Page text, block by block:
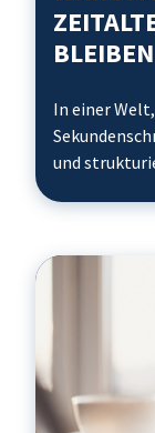
BLEIBEN
In einer
und